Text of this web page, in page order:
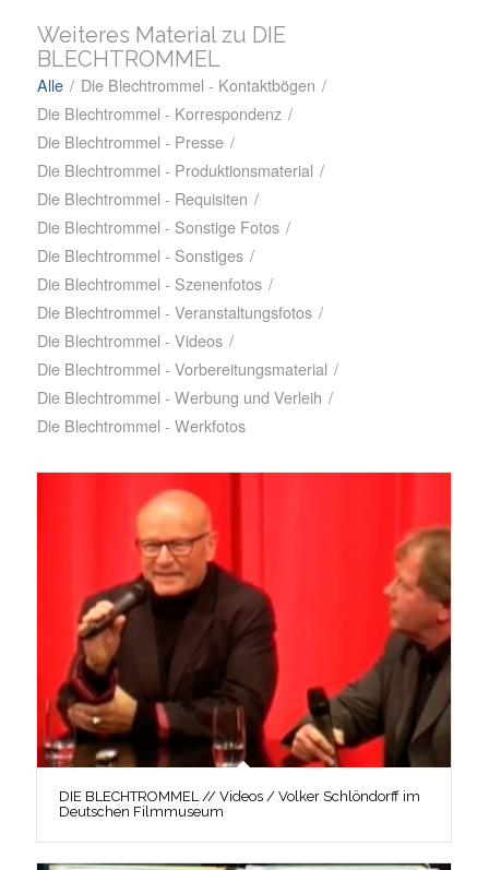
Weiteres Material zu DIE
BLECHTROMMEL
Alle / Die Blechtrommel - Kontaktbögen /
Die Blechtrommel - Korrespondenz /
Die Blechtrommel - Presse /
Die Blechtrommel - Produktionsmaterial /
Die Blechtrommel - Requisiten /
Die Blechtrommel - Sonstige Fotos /
Die Blechtrommel - Sonstiges /
Die Blechtrommel - Szenenfotos /
Die Blechtrommel - Veranstaltungsfotos /
Die Blechtrommel - Videos /
Die Blechtrommel - Vorbereitungsmaterial /
Die Blechtrommel - Werbung und Verleih /
Die Blechtrommel - Werkfotos
DIE BLECHTROMMEL // Videos / Volker Schlöndorff im
Deutschen Filmmuseum